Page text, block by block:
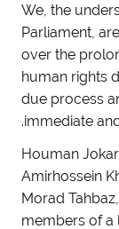
We, the
Parliament,
over the
human rights
due process
immediate
Houman
Amirhossein
Morad
members of a